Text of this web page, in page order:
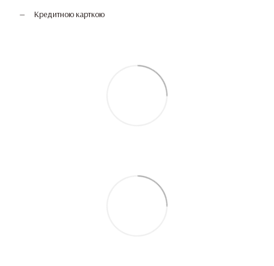
Кредитною карткою